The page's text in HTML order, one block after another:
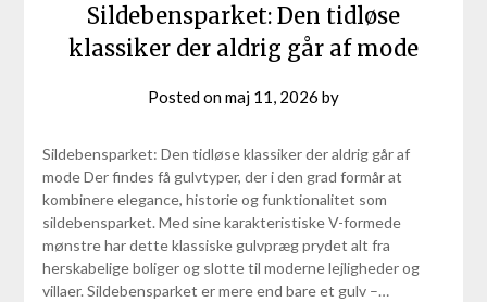
Sildebensparket: Den tidløse
klassiker der aldrig går af mode
Posted onmaj 11, 2026 by
Sildebensparket: Den tidløse klassiker der aldrig går af
mode Der findes få gulvtyper, der i den grad formår at
kombinere elegance, historie og funktionalitet som
sildebensparket. Med sine karakteristiske V-formede
mønstre har dette klassiske gulvpræg prydet alt fra
herskabelige boliger og slotte til moderne lejligheder og
villaer. Sildebensparket er mere end bare et gulv –…